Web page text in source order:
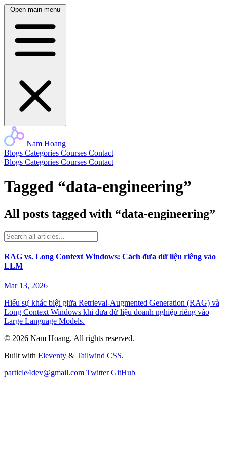
Open main menu
Nam Hoang
Blogs Categories Courses Contact
Blogs Categories Courses Contact
Tagged “data-engineering”
All posts tagged with “data-engineering”
RAG vs. Long Context Windows: Cách đưa dữ liệu riêng vào
LLM
Mar 13, 2026
Hiểu sự khác biệt giữa Retrieval-Augmented Generation (RAG) và
Long Context Windows khi đưa dữ liệu doanh nghiệp riêng vào
Large Language Models.
© 2026 Nam Hoang. All rights reserved.
Built with Eleventy & Tailwind CSS.
particle4dev@gmail.com TwitterGitHub